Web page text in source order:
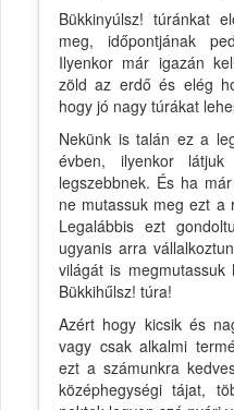
Bükkinyúlsz! túránkat
meg, időpontjának
Ilyenkor már igazán
zöld az erdő és elég
hogy jó nagy túrákat
Nekünk is talán ez a
évben, ilyenkor
legszebbnek. És ha
ne mutassuk meg ezt a
Legalábbis ezt
ugyanis arra
világát is
Bükkihűlsz! túra!
Azért hogy kicsik és
vagy csak alkalmi
ezt a számunkra
középhegységi tájat,